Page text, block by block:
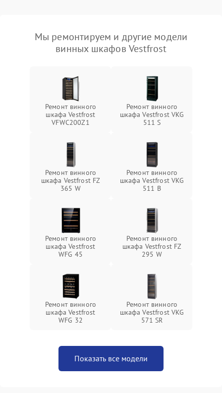
Мы ремонтируем и другие модели
винных шкафов Vestfrost
Ремонт винного
шкафа Vestfrost
VFWC200Z1
Ремонт винного
шкафа Vestfrost VKG
511 S
Ремонт винного
шкафа Vestfrost FZ
365 W
Ремонт винного
шкафа Vestfrost VKG
511 B
Ремонт винного
шкафа Vestfrost
WFG 45
Ремонт винного
шкафа Vestfrost FZ
295 W
Ремонт винного
шкафа Vestfrost
WFG 32
Ремонт винного
шкафа Vestfrost VKG
571 SR
Показать все модели